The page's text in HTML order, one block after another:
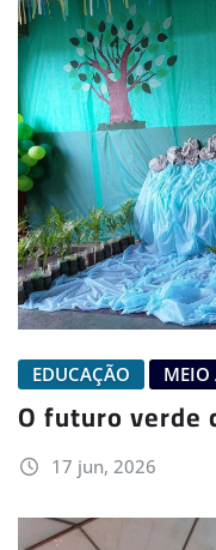
EDUCAÇÃO MEIO
O futuro verde
17 jun, 2026